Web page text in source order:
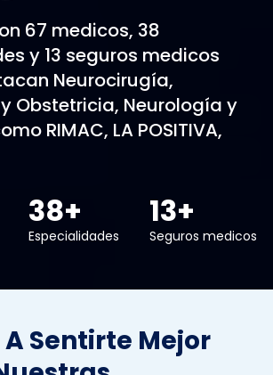
67 medicos, 38
y 13 seguros medicos
Neurocirugía,
Obstetricia, Neurología y
RIMAC, LA POSITIVA,
38+
Especialidades
13+
Seguros medicos
Sentirte Mejor